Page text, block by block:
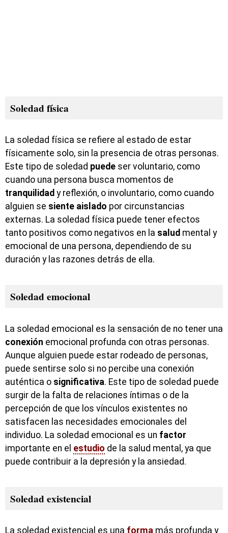
Soledad física
La soledad física se refiere al estado de estar
físicamente solo, sin la presencia de otras personas.
Este tipo de soledad puede ser voluntario, como
cuando una persona busca momentos de
tranquilidad y reflexión, o involuntario, como cuando
alguien se siente aislado por circunstancias
externas. La soledad física puede tener efectos
tanto positivos como negativos en la salud mental y
emocional de una persona, dependiendo de su
duración y las razones detrás de ella.
Soledad emocional
La soledad emocional es la sensación de no tener una
conexión emocional profunda con otras personas.
Aunque alguien puede estar rodeado de personas,
puede sentirse solo si no percibe una conexión
auténtica o significativa. Este tipo de soledad puede
surgir de la falta de relaciones íntimas o de la
percepción de que los vínculos existentes no
satisfacen las necesidades emocionales del
individuo. La soledad emocional es un factor
importante en el estudio de la salud mental, ya que
puede contribuir a la depresión y la ansiedad.
Soledad existencial
La soledad existencial es una forma más profunda y